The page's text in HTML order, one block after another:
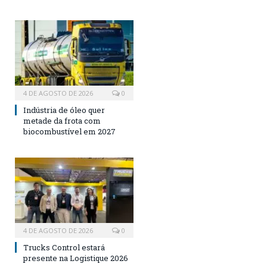
4 DE AGOSTO DE 2026 0
Indústria de óleo quer
metade da frota com
biocombustível em 2027
4 DE AGOSTO DE 2026 0
Trucks Control estará
presente na Logistique 2026